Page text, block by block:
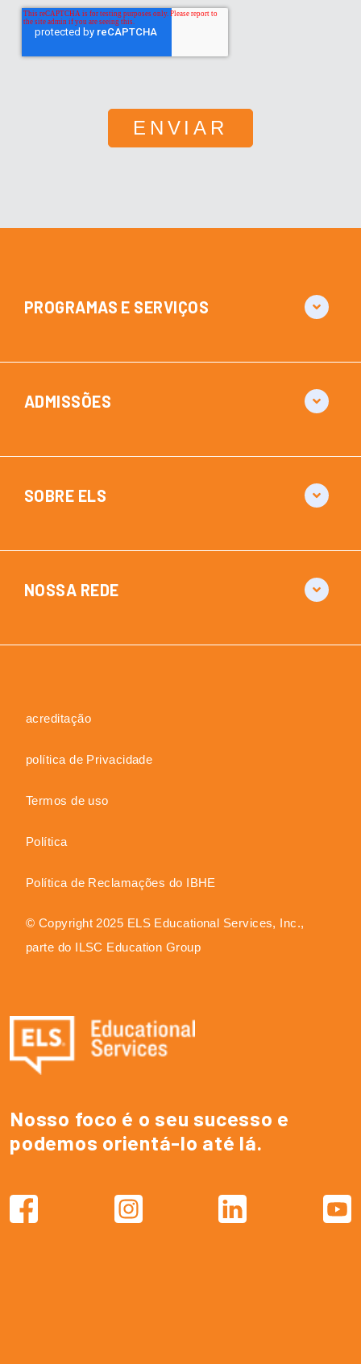
Nosso foco é o seu sucesso e
podemos orientá-lo até lá.
PROGRAMAS E SERVIÇOS
ADMISSÕES
SOBRE ELS
NOSSA REDE
acreditação
política de Privacidade
Termos de uso
Política
Política de Reclamações do IBHE
© Copyright 2025 ELS Educational Services, Inc.,
parte do ILSC Education Group